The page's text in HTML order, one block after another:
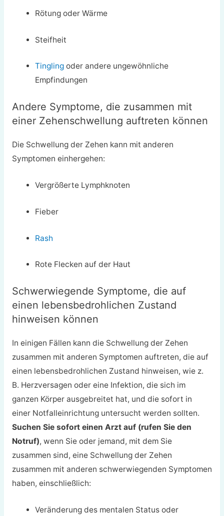
Rötung oder Wärme
Steifheit
Tingling oder andere ungewöhnliche
Empfindungen
Andere Symptome, die zusammen mit
einer Zehenschwellung auftreten können
Die Schwellung der Zehen kann mit anderen
Symptomen einhergehen:
Vergrößerte Lymphknoten
Fieber
Rash
Rote Flecken auf der Haut
Schwerwiegende Symptome, die auf
einen lebensbedrohlichen Zustand
hinweisen können
In einigen Fällen kann die Schwellung der Zehen
zusammen mit anderen Symptomen auftreten, die auf
einen lebensbedrohlichen Zustand hinweisen, wie z.
B. Herzversagen oder eine Infektion, die sich im
ganzen Körper ausgebreitet hat, und die sofort in
einer Notfalleinrichtung untersucht werden sollten.
Suchen Sie sofort einen Arzt auf (rufen Sie den
Notruf), wenn Sie oder jemand, mit dem Sie
zusammen sind, eine Schwellung der Zehen
zusammen mit anderen schwerwiegenden Symptomen
haben, einschließlich:
Veränderung des mentalen Status oder